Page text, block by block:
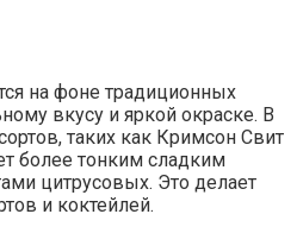
на фоне традиционных
вкусу и яркой окраске. В
таких как Кримсон Свит
более тонким сладким
цитрусовых. Это делает
и коктейлей.